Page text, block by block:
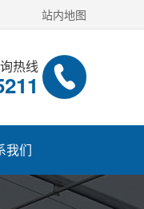
站内地图
热线
我们